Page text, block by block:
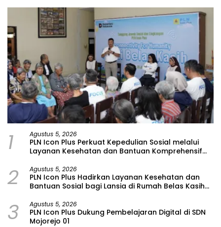
1 Agustus 5, 2026
PLN Icon Plus Perkuat Kepedulian Sosial melalui
Layanan Kesehatan dan Bantuan Komprehensif
2 Agustus 5, 2026
PLN Icon Plus Hadirkan Layanan Kesehatan dan
Bantuan Sosial bagi Lansia di Rumah Belas Kasih
3 Agustus 5, 2026
PLN Icon Plus Dukung Pembelajaran Digital di SDN
Mojorejo 01